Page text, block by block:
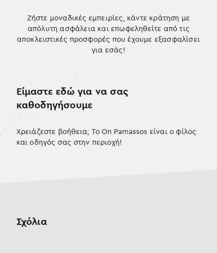
Ζήστε μοναδικές εμπειρίες, κάντε κράτηση με
απόλυτη ασφάλεια και επωφεληθείτε από τις
αποκλειστικές προσφορές που έχουμε εξασφαλίσει
για εσάς!
Είμαστε εδώ για να σας
καθοδηγήσουμε
Χρειάζεστε βοήθεια; Το On Parnassos είναι ο φίλος
και οδηγός σας στην περιοχή!
Σχόλια